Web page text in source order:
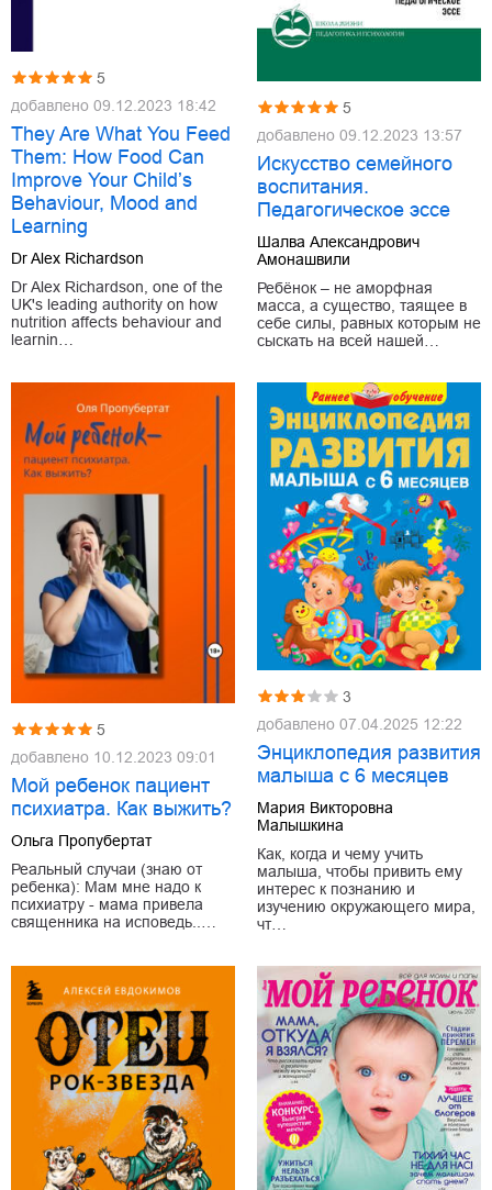
5
добавлено 09.12.2023 18:42
They Are What You Feed
Them: How Food Can
Improve Your Child’s
Behaviour, Mood and
Learning
Dr Alex Richardson
Dr Alex Richardson, one of the
UK's leading authority on how
nutrition affects behaviour and
learnin…
5
добавлено 09.12.2023 13:57
Искусство семейного
воспитания.
Педагогическое эссе
Шалва Александрович
Амонашвили
Ребёнок – не аморфная
масса, а существо, таящее в
себе силы, равных которым не
сыскать на всей нашей…
5
добавлено 10.12.2023 09:01
Мой ребенок пациент
психиатра. Как выжить?
Ольга Пропубертат
Реальный случаи (знаю от
ребенка): Мам мне надо к
психиатру - мама привела
священника на исповедь..…
3
добавлено 07.04.2025 12:22
Энциклопедия развития
малыша с 6 месяцев
Мария Викторовна
Малышкина
Как, когда и чему учить
малыша, чтобы привить ему
интерес к познанию и
изучению окружающего мира,
чт…